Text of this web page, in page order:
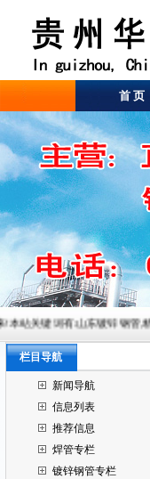
首 页
关键词有:山东镀锌钢管,精
栏目导航
新闻导航
信息列表
推荐信息
焊管专栏
镀锌钢管专栏